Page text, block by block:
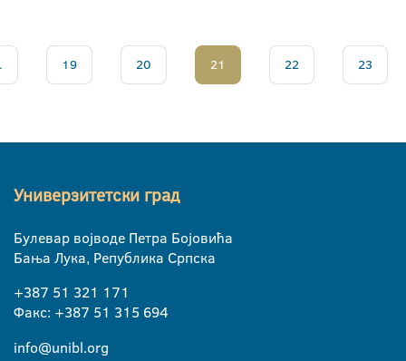
19 20 21 22 23
Универзитетски град
Булевар војводе Петра Бојовића
Бања Лука, Република Српска
+387 51 321 171
Факс: +387 51 315 694
info@unibl.org